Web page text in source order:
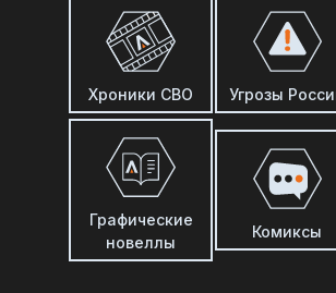
Хроники СВО Угрозы
Графические
новеллы
Комиксы